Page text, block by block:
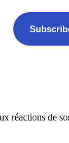
réactions de